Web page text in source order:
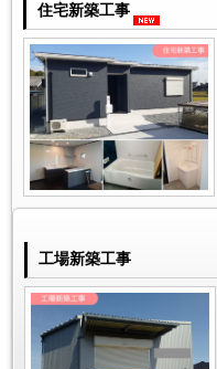
住宅新築工事
工場新築工事